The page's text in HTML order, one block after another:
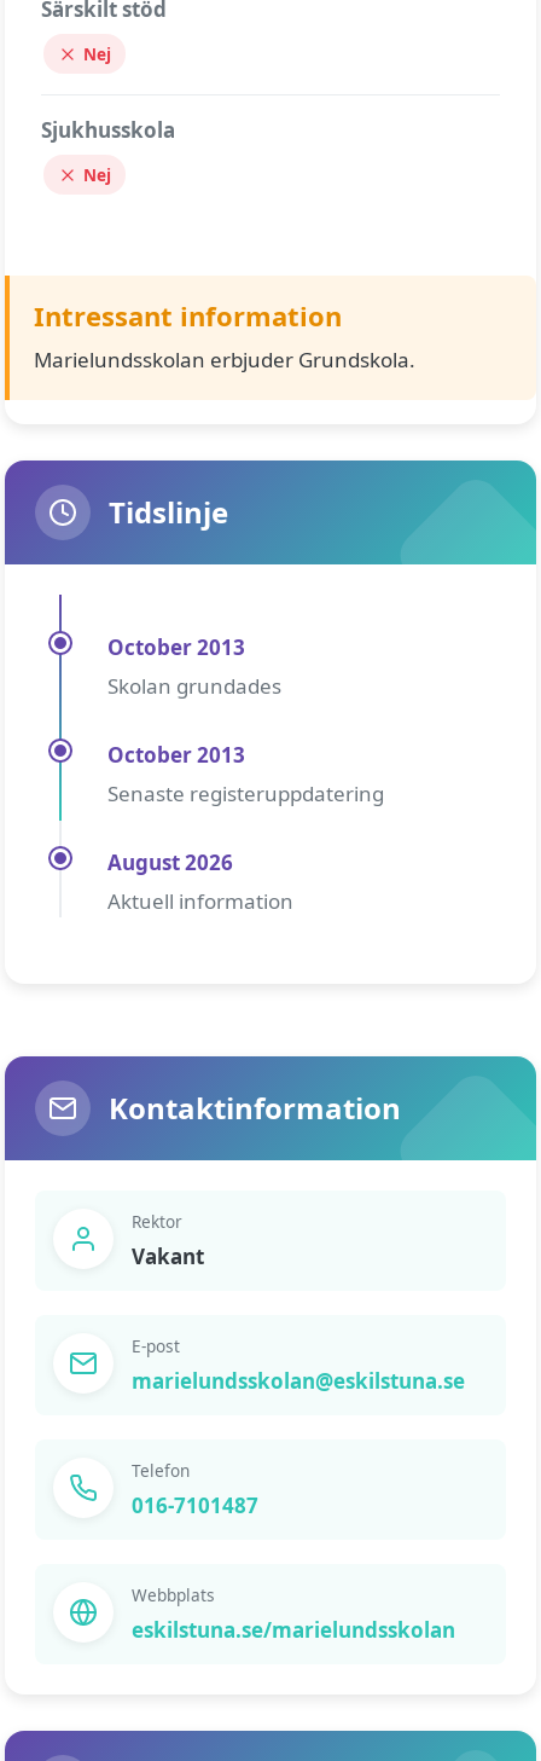
Särskilt stöd
Nej
Sjukhusskola
Nej
Intressant information
Marielundsskolan erbjuder Grundskola.
Tidslinje
October 2013
Skolan grundades
October 2013
Senaste registeruppdatering
August 2026
Aktuell information
Kontaktinformation
Rektor
Vakant
E-post
marielundsskolan@eskilstuna.se
Telefon
016-7101487
Webbplats
eskilstuna.se/marielundsskolan